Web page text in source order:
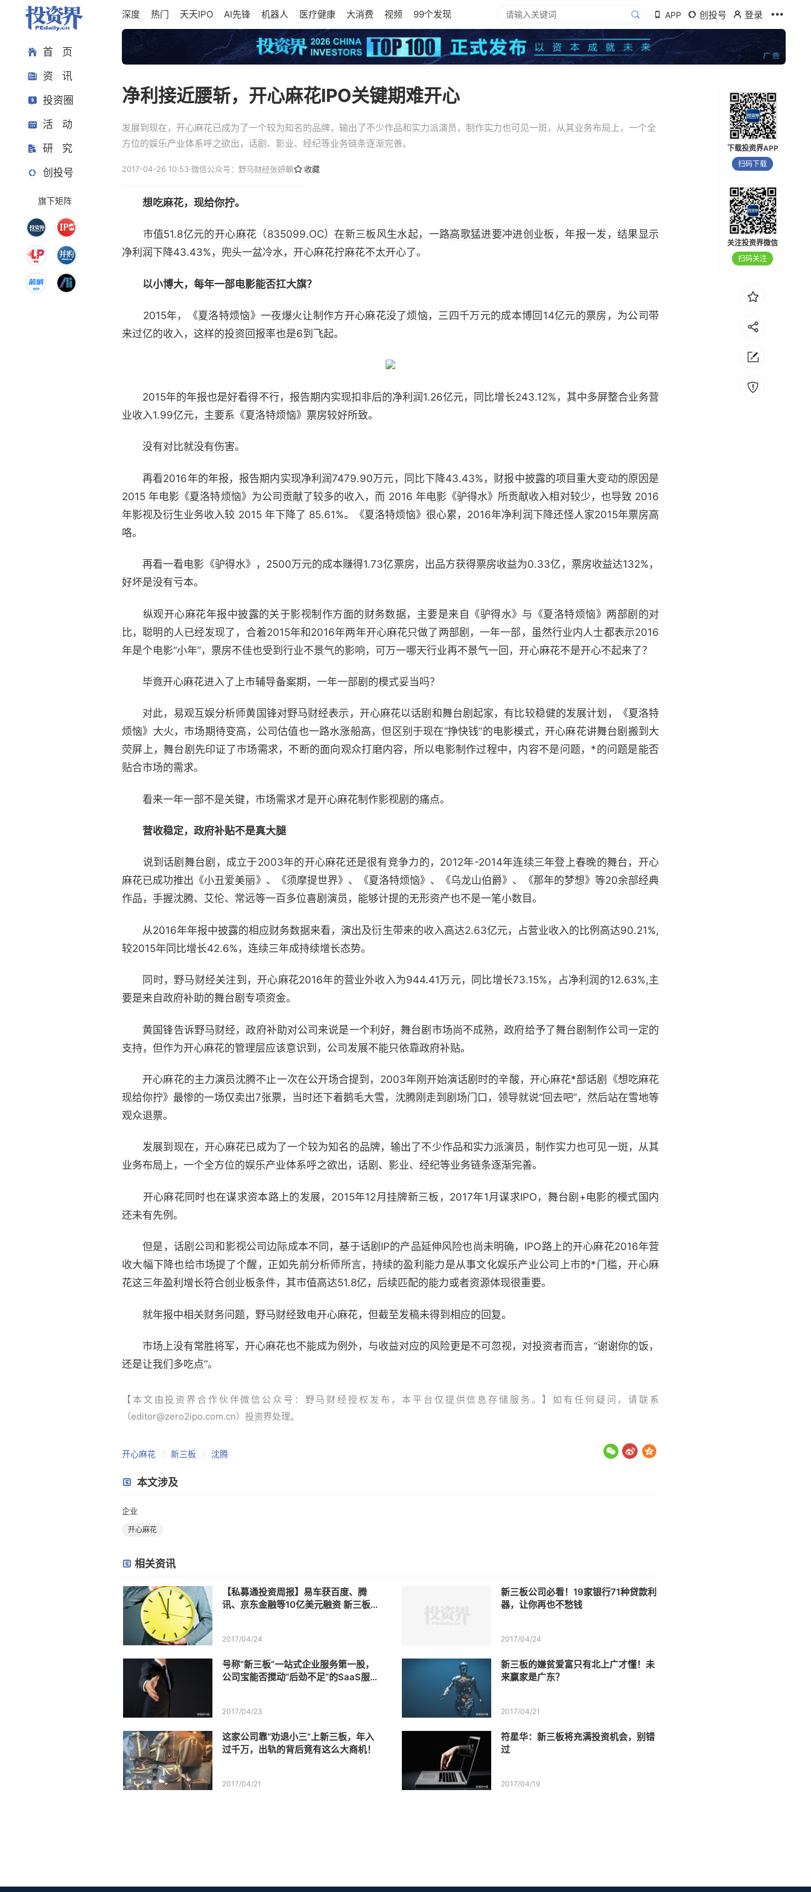
首 页
资 讯
投资圈
活 动
研 究
创投号
旗下矩阵
深度 热门 天天IPO AI先锋 机器人 医疗健康 大消费 视频 99个发现 APP 创投号 登录
净利接近腰斩，开心麻花IPO关键期难开心
发展到现在，开心麻花已成为了一个较为知名的品牌，输出了不少作品和实力派演员，制作实力也可见一斑，从其业务布局上，一个全
方位的娱乐产业体系呼之欲出，话剧、影业、经纪等业务链条逐渐完善。
2017-04-26 10:53·微信公众号：野马财经张妍頔 收藏
想吃麻花，现给你拧。
市值51.8亿元的开心麻花 （835099.OC）在新三板风生水起，一路高歌猛进要冲进创业板，年报一发，结果显示
净利润下降43.43%，兜头一盆冷水，开心麻花拧麻花不太开心了。
以小博大，每年一部电影能否扛大旗？
2015年，《夏洛特烦恼》一夜爆火让制作方开心麻花没了烦恼，三四千万元的成本博回14亿元的票房，为公司带
来过亿的收入，这样的投资回报率也是6到飞起。
2015年的年报也是好看得不行，报告期内实现扣非后的净利润1.26亿元，同比增长243.12%，其中多屏整合业务营
业收入1.99亿元，主要系《夏洛特烦恼》票房较好所致。
没有对比就没有伤害。
再看2016年的年报，报告期内实现净利润7479.90万元，同比下降43.43%，财报中披露的项目重大变动的原因是
2015 年电影《夏洛特烦恼》为公司贡献了较多的收入，而 2016 年电影《驴得水》所贡献收入相对较少，也导致 2016
年影视及衍生业务收入较 2015 年下降了 85.61%。《夏洛特烦恼》很心累，2016年净利润下降还怪人家2015年票房高
咯。
再看一看电影《驴得水》，2500万元的成本赚得1.73亿票房，出品方获得票房收益为0.33亿，票房收益达132%，
好坏是没有亏本。
纵观开心麻花年报中披露的关于影视制作方面的财务数据，主要是来自《驴得水》与《夏洛特烦恼》两部剧的对
比，聪明的人已经发现了，合着2015年和2016年两年开心麻花只做了两部剧，一年一部，虽然行业内人士都表示2016
年是个电影“小年”，票房不佳也受到行业不景气的影响，可万一哪天行业再不景气一回，开心麻花不是开心不起来了？
毕竟开心麻花进入了上市辅导备案期，一年一部剧的模式妥当吗？
对此，易观互娱分析师黄国锋对野马财经表示，开心麻花以话剧和舞台剧起家，有比较稳健的发展计划，《夏洛特
烦恼》大火，市场期待变高，公司估值也一路水涨船高，但区别于现在“挣快钱”的电影模式，开心麻花讲舞台剧搬到大
荧屏上，舞台剧先印证了市场需求，不断的面向观众打磨内容，所以电影制作过程中，内容不是问题，*的问题是能否
贴合市场的需求。
看来一年一部不是关键，市场需求才是开心麻花制作影视剧的痛点。
营收稳定，政府补贴不是真大腿
说到话剧舞台剧，成立于2003年的开心麻花还是很有竞争力的，2012年-2014年连续三年登上春晚的舞台，开心
麻花已成功推出《小丑爱美丽》、《须摩提世界》、《夏洛特烦恼》、《乌龙山伯爵》、《那年的梦想》等20余部经典
作品，手握沈腾、艾伦、常远等一百多位喜剧演员，能够计提的无形资产也不是一笔小数目。
从2016年年报中披露的相应财务数据来看，演出及衍生带来的收入高达2.63亿元，占营业收入的比例高达90.21%,
较2015年同比增长42.6%，连续三年成持续增长态势。
同时，野马财经关注到，开心麻花2016年的营业外收入为944.41万元，同比增长73.15%，占净利润的12.63%,主
要是来自政府补助的舞台剧专项资金。
黄国锋告诉野马财经，政府补助对公司来说是一个利好，舞台剧市场尚不成熟，政府给予了舞台剧制作公司一定的
支持，但作为开心麻花的管理层应该意识到，公司发展不能只依靠政府补贴。
开心麻花的主力演员沈腾不止一次在公开场合提到，2003年刚开始演话剧时的辛酸，开心麻花*部话剧《想吃麻花
现给你拧》最惨的一场仅卖出7张票，当时还下着鹅毛大雪，沈腾刚走到剧场门口，领导就说“回去吧”，然后站在雪地等
观众退票。
发展到现在，开心麻花已成为了一个较为知名的品牌，输出了不少作品和实力派演员，制作实力也可见一斑，从其
业务布局上，一个全方位的娱乐产业体系呼之欲出，话剧、影业、经纪等业务链条逐渐完善。
开心麻花同时也在谋求资本路上的发展，2015年12月挂牌新三板，2017年1月谋求IPO，舞台剧+电影的模式国内
还未有先例。
但是，话剧公司和影视公司边际成本不同，基于话剧IP的产品延伸风险也尚未明确，IPO路上的开心麻花2016年营
收大幅下降也给市场提了个醒，正如先前分析师所言，持续的盈利能力是从事文化娱乐产业公司上市的*门槛，开心麻
花这三年盈利增长符合创业板条件，其市值高达51.8亿，后续匹配的能力或者资源体现很重要。
就年报中相关财务问题，野马财经致电开心麻花，但截至发稿未得到相应的回复。
市场上没有常胜将军，开心麻花也不能成为例外，与收益对应的风险更是不可忽视，对投资者而言，“谢谢你的饭，
还是让我们多吃点”。
【本文由投资界合作伙伴微信公众号：野马财经授权发布，本平台仅提供信息存储服务。】如有任何疑问，请联系
（editor@zero2ipo.com.cn）投资界处理。
开心麻花 新三板 沈腾
本文涉及
企业
开心麻花
相关资讯
【私募通投资周报】易车获百度、腾
讯、京东金融等10亿美元融资 新三板
2017/04/24
新三板公司必看！19家银行71种贷款利
器，让你再也不愁钱
2017/04/24
号称“新三板”一站式企业服务第一股，
公司宝能否搅动“后劲不足”的SaaS服务
2017/04/23
新三板的嫌贫爱富只有北上广才懂！未
来赢家是广东？
2017/04/21
这家公司靠“劝退小三”上新三板，年入
过千万，出轨的背后竟有这么大商机！
2017/04/21
符星华：新三板将充满投资机会，别错
过
2017/04/19
下载投资界APP
扫码下载
关注投资界微信
扫码关注